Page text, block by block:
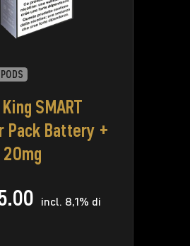
SMART
Pack Battery +
incl. 8,1% di